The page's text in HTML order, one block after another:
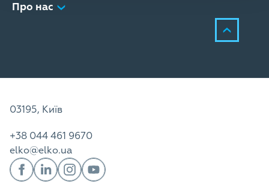
Про нас
03195, Київ
+38 044 461 9670
elko@elko.ua